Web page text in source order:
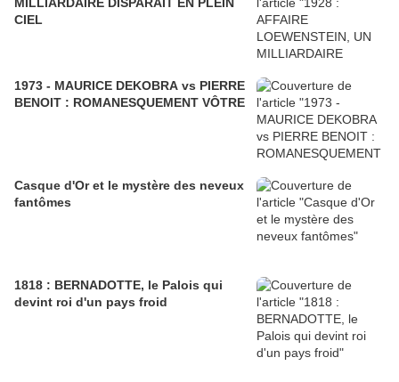
CIEL
1973 - MAURICE DEKOBRA vs PIERRE
BENOIT : ROMANESQUEMENT VÔTRE
Casque d'Or et le mystère des neveux
fantômes
1818 : BERNADOTTE, le Palois qui
devint roi d'un pays froid